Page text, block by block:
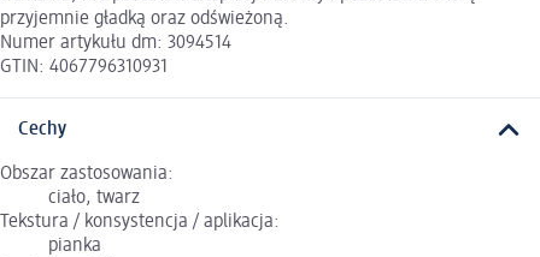
przyjemnie gładką oraz odświeżoną.
Numer artykułu dm: 3094514
GTIN: 4067796310931
Cechy
Obszar zastosowania:
ciało, twarz
Tekstura / konsystencja / aplikacja:
pianka